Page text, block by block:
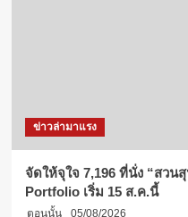
ข่าวล่ามาแรง
จัดให้จุใจ 7,196 ที่นั่ง “สวน
Portfolio เริ่ม 15 ส.ค.นี้
ตอนนั้น 05/08/2026